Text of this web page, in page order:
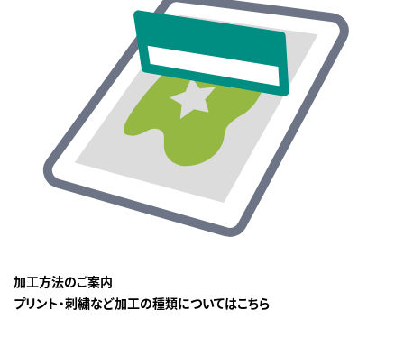
加工方法のご案内
プリント・刺繍など加工の種類についてはこちら